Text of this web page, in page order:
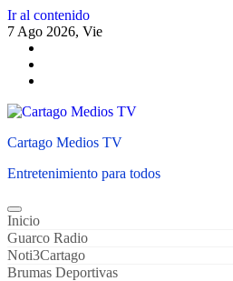
Ir al contenido
7 Ago 2026, Vie
Cartago Medios TV
Entretenimiento para todos
Inicio
Guarco Radio
Noti3Cartago
Brumas Deportivas